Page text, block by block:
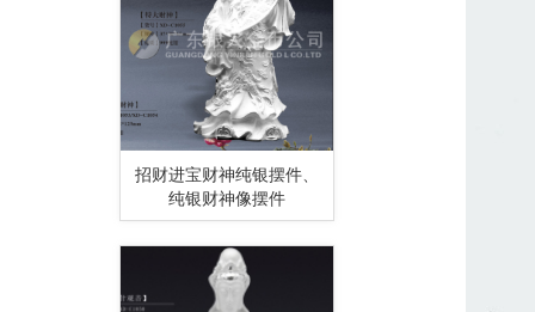
招财进宝财神纯银摆件、
纯银财神像摆件